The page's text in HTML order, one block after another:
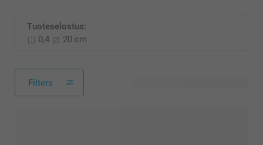
Tuoteselostus:
0,4
20 cm
Filters